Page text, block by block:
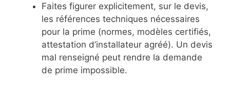
Faites figurer explicitement, sur le devis,
les références techniques nécessaires
pour la prime (normes, modèles certifiés,
attestation d’installateur agréé). Un devis
mal renseigné peut rendre la demande
de prime impossible.